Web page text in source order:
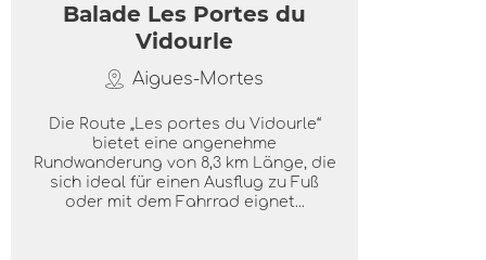
Balade Les Portes du
Vidourle
Aigues-Mortes
Die Route „Les portes du Vidourle“
bietet eine angenehme
Rundwanderung von 8,3 km Länge, die
sich ideal für einen Ausflug zu Fuß
oder mit dem Fahrrad eignet...